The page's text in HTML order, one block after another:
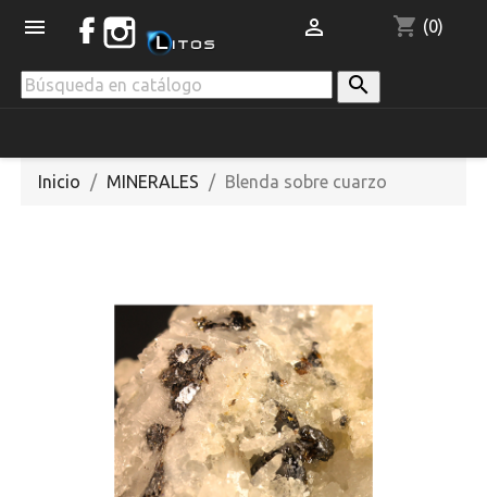
 shopping_cart (0)


Inicio MINERALES Blenda sobre cuarzo